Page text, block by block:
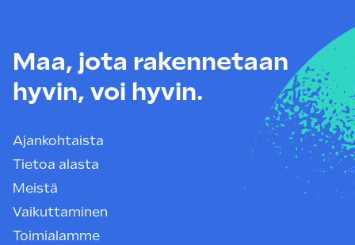
Maa, jota rakennetaan
hyvin, voi hyvin.
Ajankohtaista
Tietoa alasta
Meistä
Vaikuttaminen
Toimialamme